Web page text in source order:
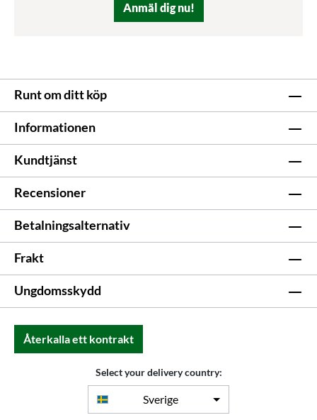
Anmäl dig nu!
Runt om ditt köp
Informationen
Kundtjänst
Recensioner
Betalningsalternativ
Frakt
Ungdomsskydd
Återkalla ett kontrakt
Select your delivery country:
Sverige